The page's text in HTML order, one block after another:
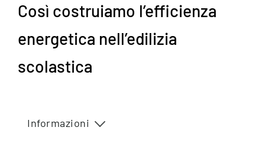
Così costruiamo l’efficienza
energetica nell’edilizia
scolastica
Informazioni